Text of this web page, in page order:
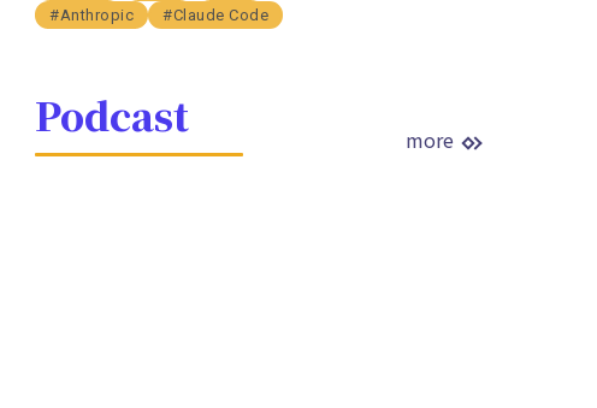
#Anthropic
#Claude Code
Podcast more